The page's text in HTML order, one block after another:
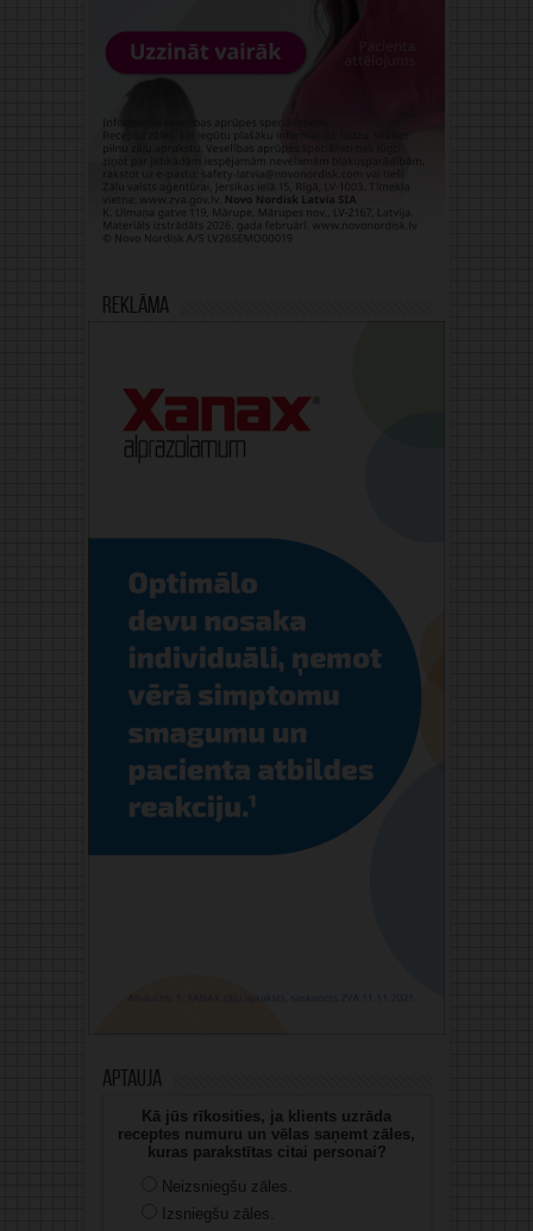
Reklāma
Aptauja
Kā jūs rīkosities, ja klients uzrāda
receptes numuru un vēlas saņemt zāles,
kuras parakstītas citai personai?
Neizsniegšu zāles.
Izsniegšu zāles.